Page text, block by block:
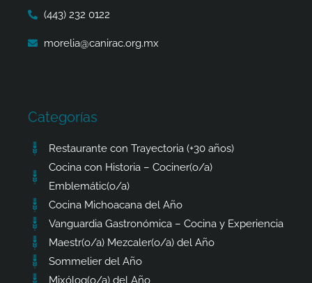
(443) 232 0122
morelia@canirac.org.mx
Categorías
Restaurante con Trayectoria (+30 años)
Cocina con Historia – Cociner(o/a)
Emblemátic(o/a)
Cocina Michoacana del Año
Vanguardia Gastronómica – Cocina y Experiencia
Maestr(o/a) Mezcaler(o/a) del Año
Sommelier del Año
Mixólog(o/a) del Año